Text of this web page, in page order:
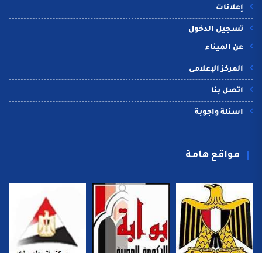
إعلانات
تسجيل الدخول
عن الميناء
المركز الإعلامى
اتصل بنا
اسئلة واجوبة
مواقع هامة